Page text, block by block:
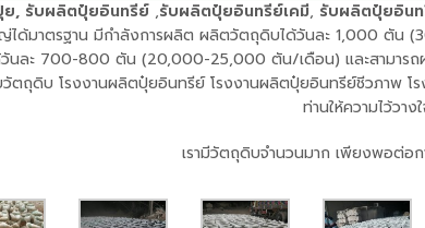
, รับผลิตปุ๋ยอินทรีย์,รับผลิตปุ๋ยอินทรีย์เคมี, รับผลิตปุ๋ยอินท
ได้มาตรฐาน มีกำลังการผลิต ผลิตวัตถุดิบได้วันละ 1,000 ตัน
วันละ 700-800 ตัน (20,000-25,000 ตัน/เดือน) และสามารถ
วัตถุดิบ โรงงานผลิตปุ๋ยอินทรีย์ โรงงานผลิตปุ๋ยอินทรีย์ชีวภาพ
ท่านให้ความไว้วาง
เรามีวัตถุดิบจำนวนมาก เพียงพอต่อ